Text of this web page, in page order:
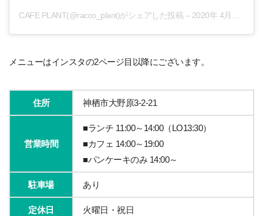
CAFE PLANT(@racco_plant)がシェアした投稿 – 2020年 4月月10日午前9時09分PDT
メニューはインスタの2ページ目以降にございます。
住所 神栖市大野原3-2-21
営業時間
■ランチ 11:00～14:00（LO13:30）
■カフェ 14:00～19:00
■パンケーキのみ 14:00～
駐車場 あり
定休日 火曜日・祝日